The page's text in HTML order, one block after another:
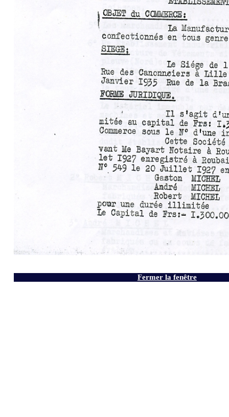
Fermer la fenêtre